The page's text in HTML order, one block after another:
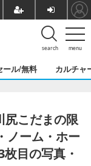
menu
search
ール/無料 カルチャ
こだまの限
ノーム・ホー
目の写真・